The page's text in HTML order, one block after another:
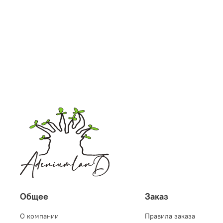
Общее
О компании
Заказ
Правила заказа